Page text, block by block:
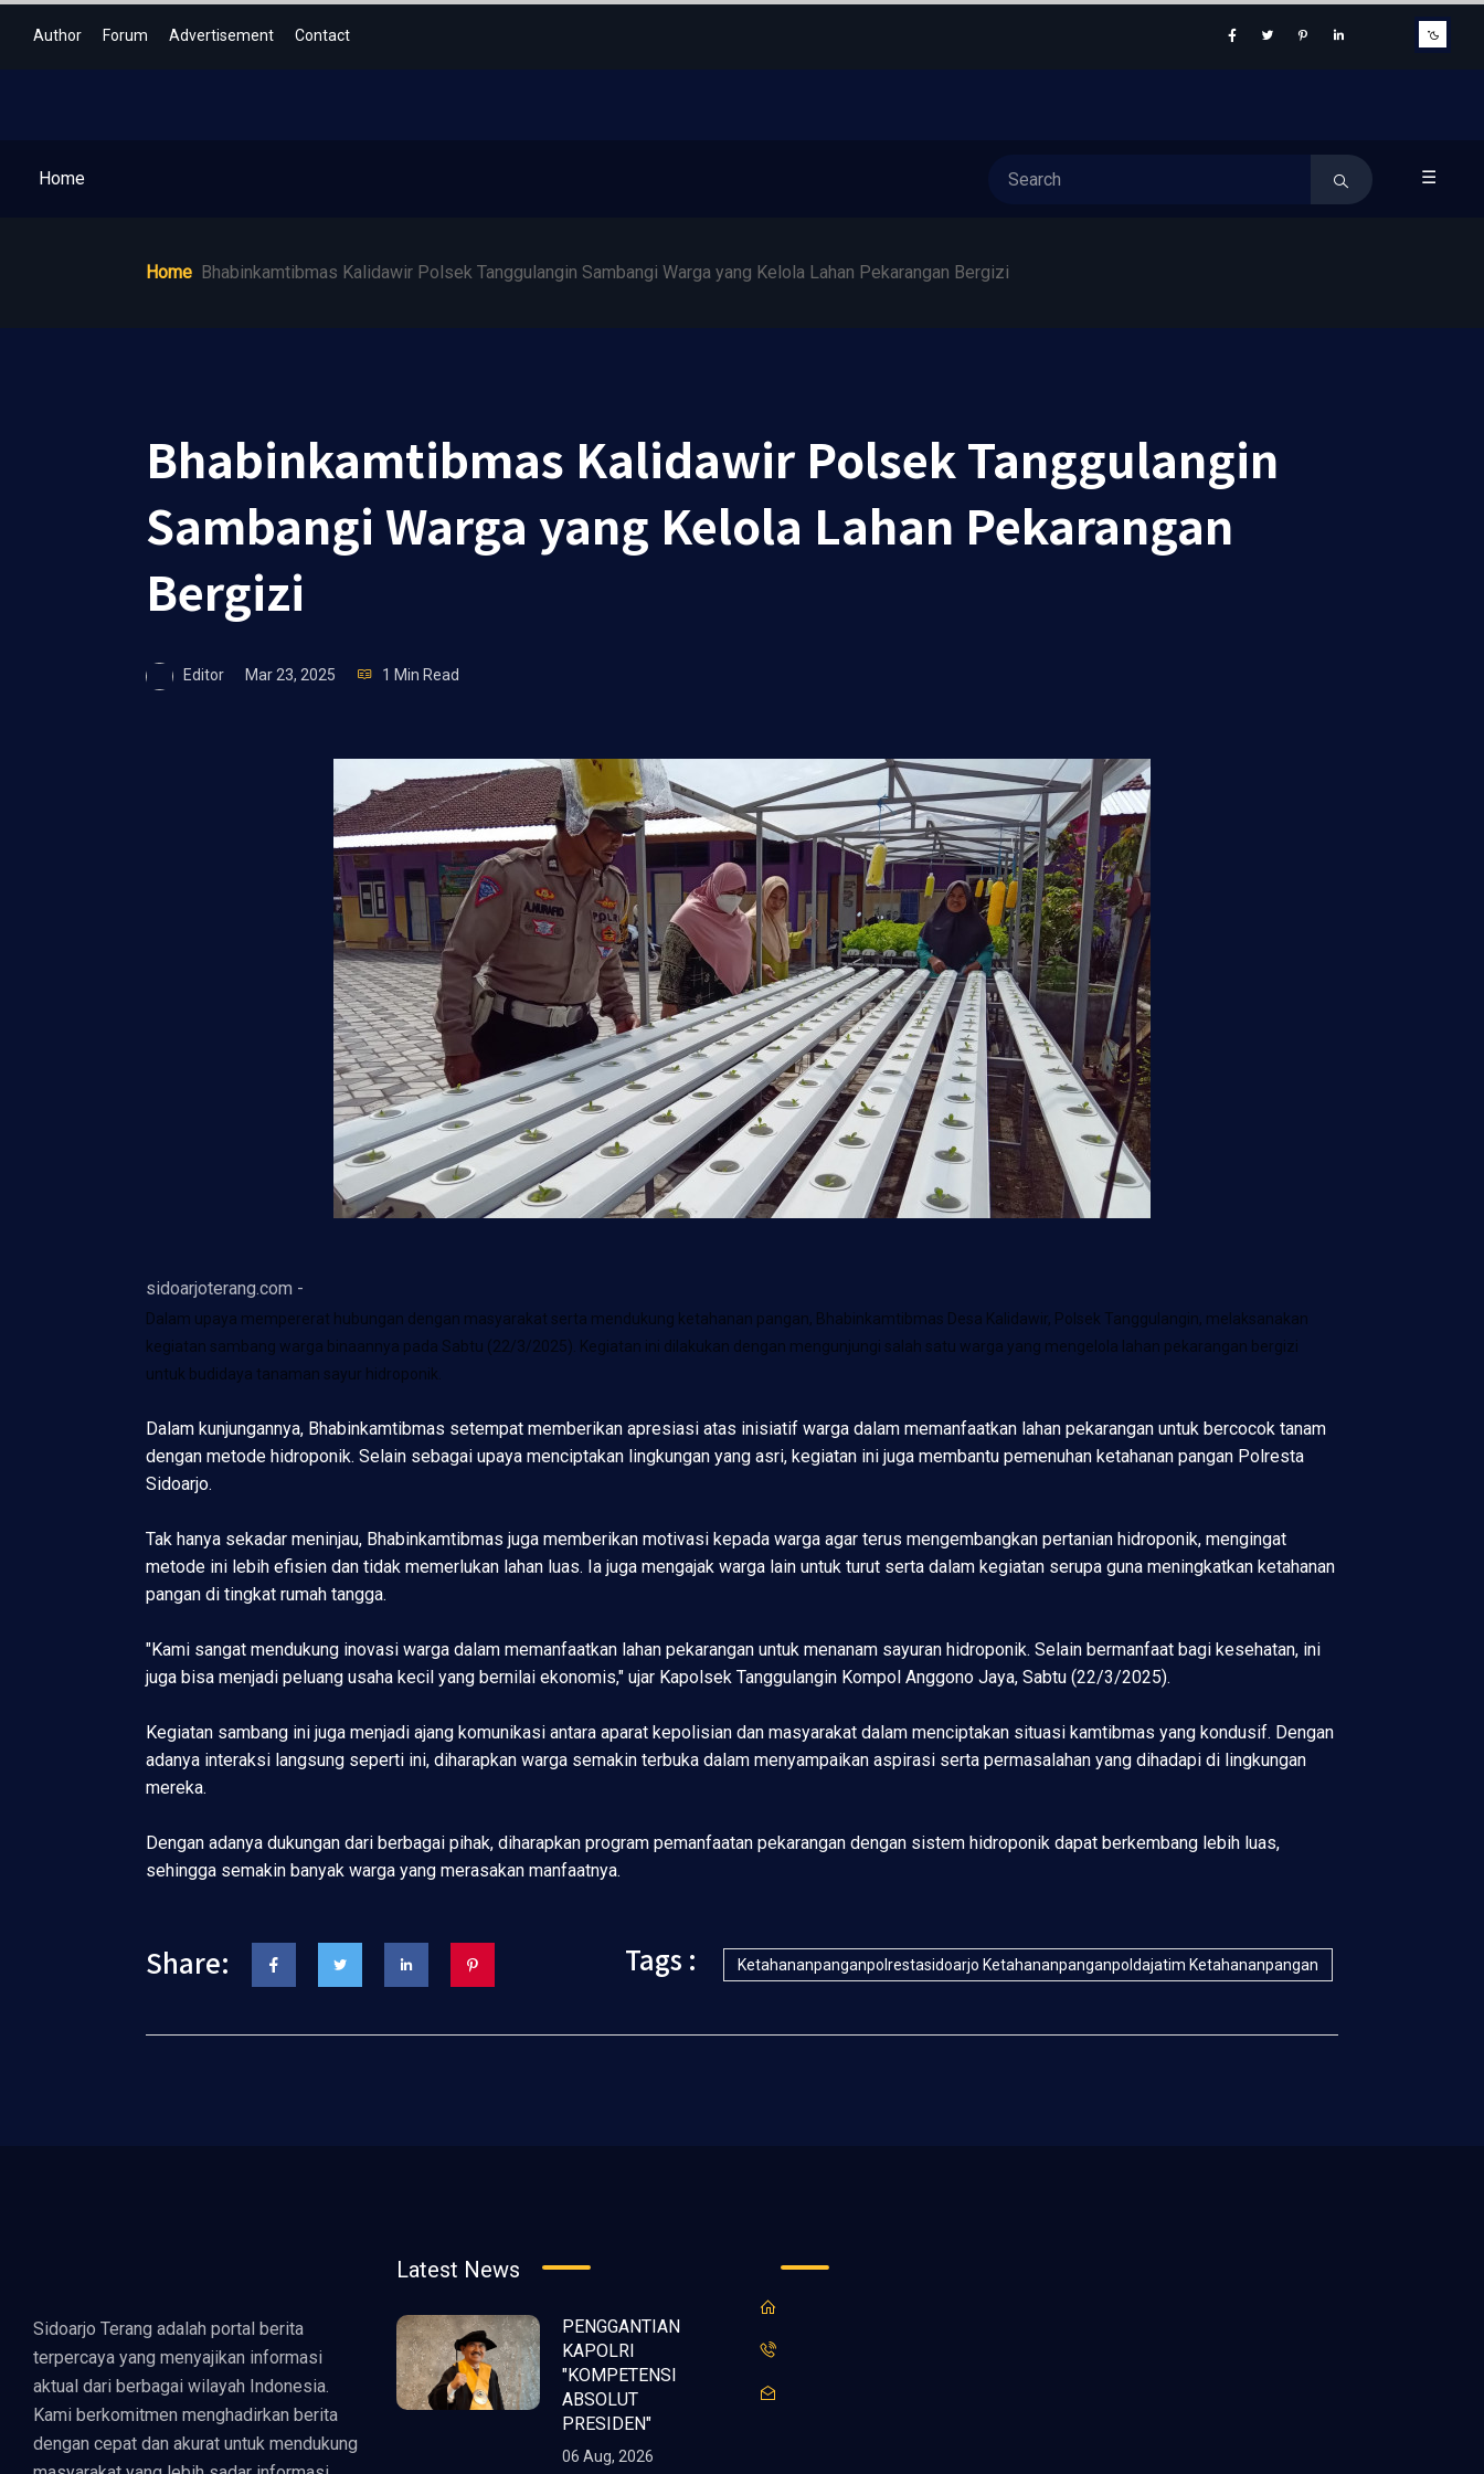
Author Forum Advertisement Contact
Home ☰
Home Bhabinkamtibmas Kalidawir Polsek Tanggulangin Sambangi Warga yang Kelola Lahan Pekarangan Bergizi
Bhabinkamtibmas Kalidawir Polsek Tanggulangin
Sambangi Warga yang Kelola Lahan Pekarangan
Bergizi
Editor Mar 23, 2025 1 Min Read
sidoarjoterang.com -
Dalam upaya mempererat hubungan dengan masyarakat serta mendukung ketahanan pangan, Bhabinkamtibmas Desa Kalidawir, Polsek Tanggulangin, melaksanakan
kegiatan sambang warga binaannya pada Sabtu (22/3/2025). Kegiatan ini dilakukan dengan mengunjungi salah satu warga yang mengelola lahan pekarangan bergizi
untuk budidaya tanaman sayur hidroponik.
Dalam kunjungannya, Bhabinkamtibmas setempat memberikan apresiasi atas inisiatif warga dalam memanfaatkan lahan pekarangan untuk bercocok tanam
dengan metode hidroponik. Selain sebagai upaya menciptakan lingkungan yang asri, kegiatan ini juga membantu pemenuhan ketahanan pangan Polresta
Sidoarjo.
Tak hanya sekadar meninjau, Bhabinkamtibmas juga memberikan motivasi kepada warga agar terus mengembangkan pertanian hidroponik, mengingat
metode ini lebih efisien dan tidak memerlukan lahan luas. Ia juga mengajak warga lain untuk turut serta dalam kegiatan serupa guna meningkatkan ketahanan
pangan di tingkat rumah tangga.
"Kami sangat mendukung inovasi warga dalam memanfaatkan lahan pekarangan untuk menanam sayuran hidroponik. Selain bermanfaat bagi kesehatan, ini
juga bisa menjadi peluang usaha kecil yang bernilai ekonomis," ujar Kapolsek Tanggulangin Kompol Anggono Jaya, Sabtu (22/3/2025).
Kegiatan sambang ini juga menjadi ajang komunikasi antara aparat kepolisian dan masyarakat dalam menciptakan situasi kamtibmas yang kondusif. Dengan
adanya interaksi langsung seperti ini, diharapkan warga semakin terbuka dalam menyampaikan aspirasi serta permasalahan yang dihadapi di lingkungan
mereka.
Dengan adanya dukungan dari berbagai pihak, diharapkan program pemanfaatan pekarangan dengan sistem hidroponik dapat berkembang lebih luas,
sehingga semakin banyak warga yang merasakan manfaatnya.
Share: Tags : Ketahananpanganpolrestasidoarjo Ketahananpanganpoldajatim Ketahananpangan
Sidoarjo Terang adalah portal berita
terpercaya yang menyajikan informasi
aktual dari berbagai wilayah Indonesia.
Kami berkomitmen menghadirkan berita
dengan cepat dan akurat untuk mendukung
Latest News
PENGGANTIAN
KAPOLRI
"KOMPETENSI
ABSOLUT
PRESIDEN"
06 Aug, 2026